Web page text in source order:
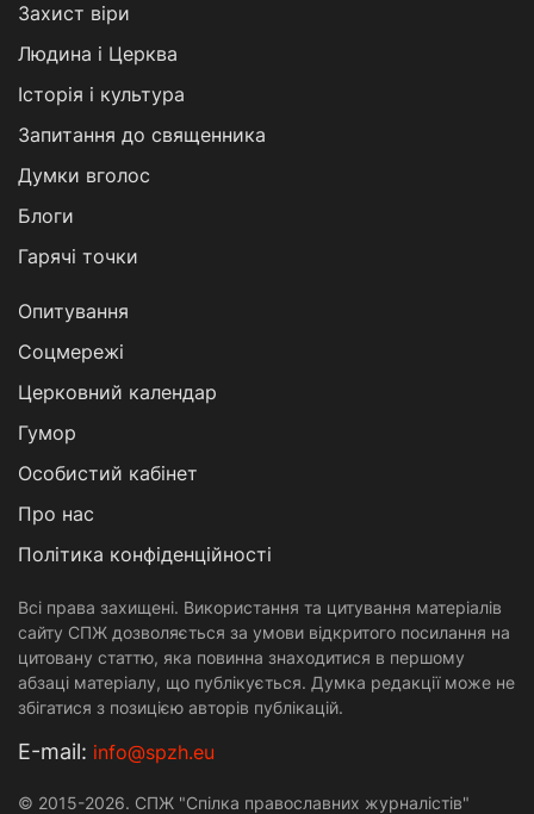
Захист віри
Людина і Церква
Історія і культура
Запитання до священника
Думки вголос
Блоги
Гарячі точки
Опитування
Соцмережі
Церковний календар
Гумор
Особистий кабінет
Про нас
Політика конфіденційності
Всі права захищені. Використання та цитування матеріалів
сайту СПЖ дозволяється за умови відкритого посилання на
цитовану статтю, яка повинна знаходитися в першому
абзаці матеріалу, що публікується. Думка редакції може не
збігатися з позицією авторів публікацій.
Е-mail: info@spzh.eu
© 2015-2026. СПЖ "Спілка православних журналістів"